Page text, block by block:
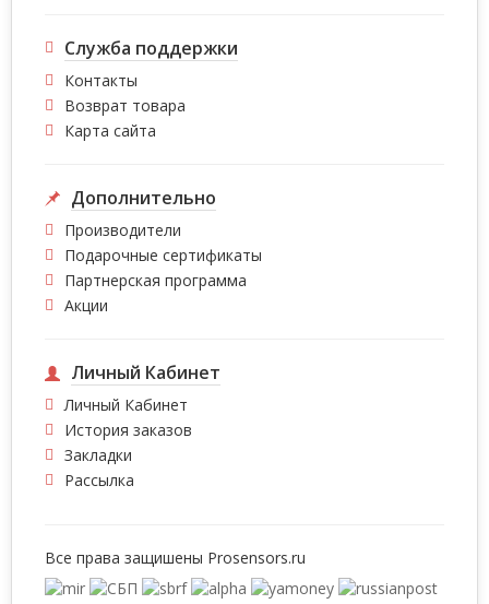
Служба поддержки
Контакты
Возврат товара
Карта сайта
Дополнительно
Производители
Подарочные сертификаты
Партнерская программа
Акции
Личный Кабинет
Личный Кабинет
История заказов
Закладки
Рассылка
Все права защишены Prosensors.ru